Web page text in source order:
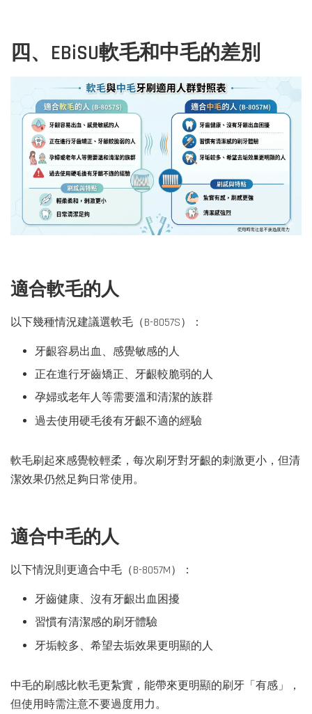
四、EBiSU軟毛和中毛的差別
適合軟毛的人
以下幾種情況建議選軟毛（B-8057S）：
牙齦容易出血、感覺敏感的人
正在進行牙齒矯正、牙齦較脆弱的人
孕婦或老年人等需要溫和清潔的族群
過去使用硬毛後有牙齦不適的經驗
軟毛刷起來感覺較輕柔，每次刷牙對牙齦的刺激更小，但清
潔效果仍然足夠日常使用。
適合中毛的人
以下情況則更適合中毛（B-8057M）：
牙齒健康、沒有牙齦出血困擾
習慣有清潔感的刷牙體驗
牙垢較多、希望去垢效果更明顯的人
中毛的刷感比軟毛更紮實，能帶來更明顯的刷牙「有感」，
但使用時需注意不要過度用力。